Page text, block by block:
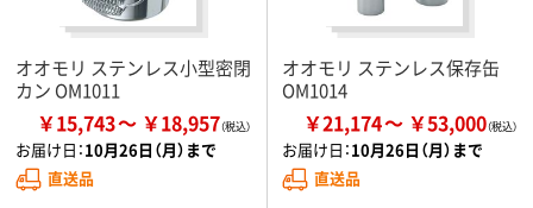
オオモリ ステンレス小型密閉
カン OM1011
￥15,743 ￥18,957
お届け日：10月26日（月）まで
直送品
オオモリ ステンレス保存缶
OM1014
￥21,174 ￥53,000
お届け日：10月26日（月）まで
直送品